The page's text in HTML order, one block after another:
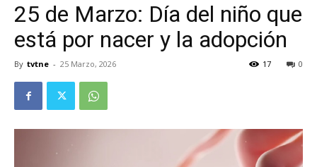
25 de Marzo: Día del niño que
está por nacer y la adopción
By tvtne - 25 Marzo, 2026 0
17